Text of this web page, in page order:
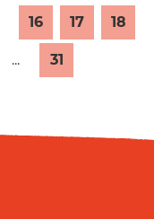
16 17 18
... 31